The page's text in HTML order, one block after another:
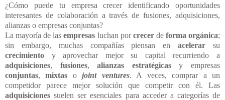
¿Cómo puede tu empresa crecer identificando oportunidades
interesantes de colaboración a través de fusiones, adquisiciones,
alianzas o empresas conjuntas?
La mayoría de lasempresas luchan porcrecerde forma orgánica;
sin embargo, muchas compañías piensan enacelerar su
crecimiento y aprovechar mejor su capital recurriendo a
adquisiciones, fusiones,alianzas estratégicasy empresas
conjuntas,mixtas ojoint ventures. A veces, comprar a un
competidor parece mejor solución que competir con él. Las
adquisiciones suelen ser esenciales para acceder a categorías de